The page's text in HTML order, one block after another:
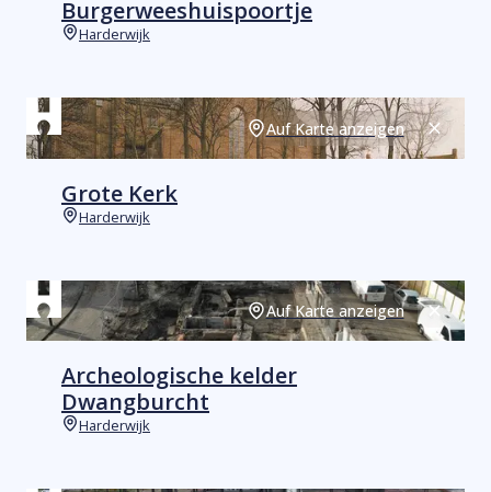
Burgerweeshuispoortje
Harderwijk
Auf Karte anzeigen
Grote Kerk
Harderwijk
Auf Karte anzeigen
Archeologische kelder
Dwangburcht
Harderwijk